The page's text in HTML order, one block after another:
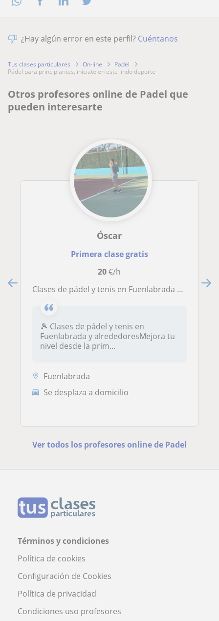
¿Hay algún error en este perfil? Cuéntanos
Tus clases particulares On-line
Padel
pádel para principiantes, iníciate en este lindo deporte
Otros profesores online de Padel que
pueden interesarte
Óscar
Primera clase gratis
20€/h
Clases de pádel y tenis en Fuenlabrada | Todos los niveles
🎾 Clases de pádel y tenis en
Fuenlabrada y alrededoresMejora tu
nivel desde la prim...
Fuenlabrada
Se desplaza a domicilio
Ver todos los profesores online de Padel
Términos y condiciones
Política de cookies
Configuración de Cookies
Política de privacidad
Condiciones uso profesores